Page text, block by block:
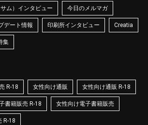
ム）インタビュー 今日のメルマガ
デート情報 印刷所インタビュー Creatia
集
R-18 女性向け通販 女性向け通販 R-18
書籍販売 R-18 女性向け電子書籍販売
R-18